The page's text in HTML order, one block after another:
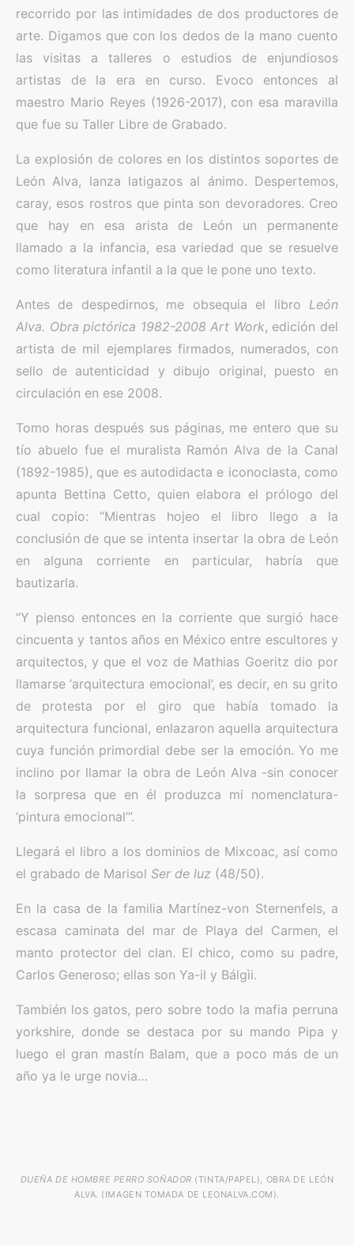
recorrido por las intimidades de dos productores de
arte. Digamos que con los dedos de la mano cuento
las visitas a talleres o estudios de enjundiosos
artistas de la era en curso. Evoco entonces al
maestro Mario Reyes (1926-2017), con esa maravilla
que fue su Taller Libre de Grabado.
La explosión de colores en los distintos soportes de
León Alva, lanza latigazos al ánimo. Despertemos,
caray, esos rostros que pinta son devoradores. Creo
que hay en esa arista de León un permanente
llamado a la infancia, esa variedad que se resuelve
como literatura infantil a la que le pone uno texto.
Antes de despedirnos, me obsequia el libro León
Alva. Obra pictórica 1982-2008 Art Work, edición del
artista de mil ejemplares firmados, numerados, con
sello de autenticidad y dibujo original, puesto en
circulación en ese 2008.
Tomo horas después sus páginas, me entero que su
tío abuelo fue el muralista Ramón Alva de la Canal
(1892-1985), que es autodidacta e iconoclasta, como
apunta Bettina Cetto, quien elabora el prólogo del
cual copio: “Mientras hojeo el libro llego a la
conclusión de que se intenta insertar la obra de León
en alguna corriente en particular, habría que
bautizarla.
“Y pienso entonces en la corriente que surgió hace
cincuenta y tantos años en México entre escultores y
arquitectos, y que el voz de Mathias Goeritz dio por
llamarse ‘arquitectura emocional’, es decir, en su grito
de protesta por el giro que había tomado la
arquitectura funcional, enlazaron aquella arquitectura
cuya función primordial debe ser la emoción. Yo me
inclino por llamar la obra de León Alva -sin conocer
la sorpresa que en él produzca mi nomenclatura-
‘pintura emocional’”.
Llegará el libro a los dominios de Mixcoac, así como
el grabado de Marisol Ser de luz (48/50).
En la casa de la familia Martínez-von Sternenfels, a
escasa caminata del mar de Playa del Carmen, el
manto protector del clan. El chico, como su padre,
Carlos Generoso; ellas son Ya-il y Bálgìi.
También los gatos, pero sobre todo la mafia perruna
yorkshire, donde se destaca por su mando Pipa y
luego el gran mastín Balam, que a poco más de un
año ya le urge novia…
DUEÑA DE HOMBRE PERRO SOÑADOR (TINTA/PAPEL), OBRA DE LEÓN
ALVA. (IMAGEN TOMADA DE LEONALVA.COM).